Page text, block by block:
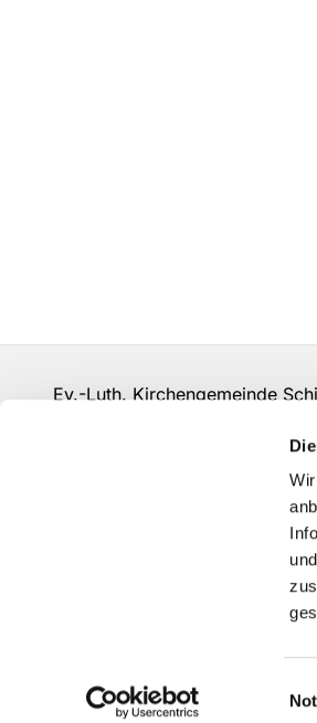
Ev.-Luth. Kirchengemeinde